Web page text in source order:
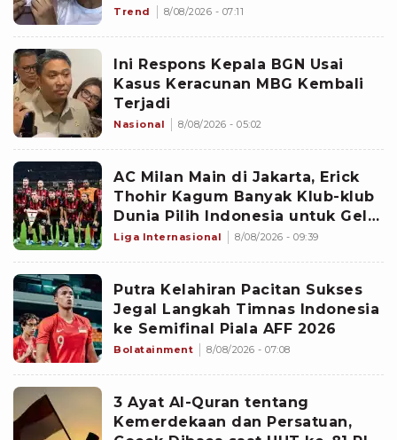
Trend 8/08/2026 - 07:11
Ini Respons Kepala BGN Usai
Kasus Keracunan MBG Kembali
Terjadi
Nasional 8/08/2026 - 05:02
AC Milan Main di Jakarta, Erick
Thohir Kagum Banyak Klub-klub
Dunia Pilih Indonesia untuk Gelar
Pramusim: Dampaknya Positif
Liga Internasional 8/08/2026 - 09:39
Putra Kelahiran Pacitan Sukses
Jegal Langkah Timnas Indonesia
ke Semifinal Piala AFF 2026
Bolatainment 8/08/2026 - 07:08
3 Ayat Al-Quran tentang
Kemerdekaan dan Persatuan,